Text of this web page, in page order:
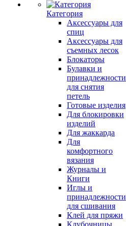
Категория
Аксессуары для
спиц
Аксессуары для
съемных лесок
Блокаторы
Булавки и
принадлежности
для снятия
петель
Готовые изделия
Для блокировки
изделий
Для жаккарда
Для
комфортного
вязания
Журналы и
Книги
Иглы и
принадлежности
для сшивания
Клей для пряжи
Клубочницы